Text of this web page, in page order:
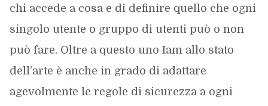
chi accede a cosa e di definire quello che ogni
singolo utente o gruppo di utenti può o non
può fare. Oltre a questo uno Iam allo stato
dell’arte è anche in grado di adattare
agevolmente le regole di sicurezza a ogni